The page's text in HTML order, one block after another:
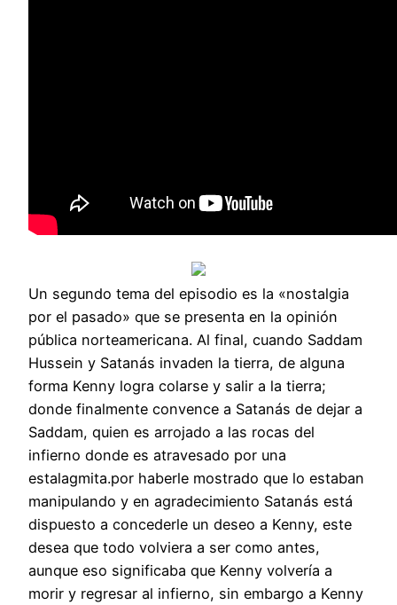
Un segundo tema del episodio es la «nostalgia
por el pasado» que se presenta en la opinión
pública norteamericana. Al final, cuando Saddam
Hussein y Satanás invaden la tierra, de alguna
forma Kenny logra colarse y salir a la tierra;
donde finalmente convence a Satanás de dejar a
Saddam, quien es arrojado a las rocas del
infierno donde es atravesado por una
estalagmita.por haberle mostrado que lo estaban
manipulando y en agradecimiento Satanás está
dispuesto a concederle un deseo a Kenny, este
desea que todo volviera a ser como antes,
aunque eso significaba que Kenny volvería a
morir y regresar al infierno, sin embargo a Kenny